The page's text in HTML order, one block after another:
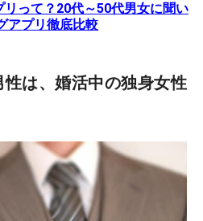
リって？20代～50代男女に聞い
アプリ徹底比較
は、婚活中の独身女性